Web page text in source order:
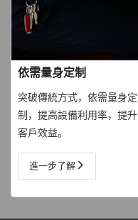
依需量身定制
突破傳統方式，依需量身定
制，提高設備利用率，提升
客戶效益。
進一步了解